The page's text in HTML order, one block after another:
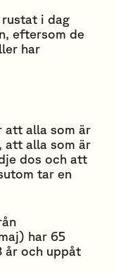
i dag
eftersom de
har
att alla som är
att alla som är
dos och att
tar en
har 65
år och uppåt